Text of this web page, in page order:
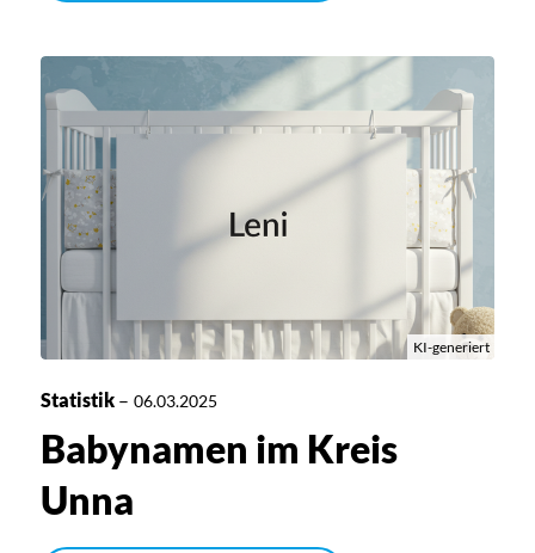
KI-generiert
Statistik– 06.03.2025
Babynamen im Kreis
Unna